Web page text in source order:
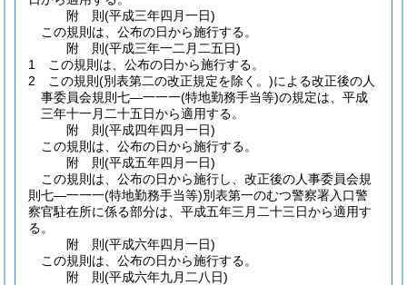
附 則(平成三年四月一日)
この規則は、公布の日から施行する。
附 則(平成三年一二月二五日)
1
この規則は、公布の日から施行する。
2
この規則 (別表第二の改正規定を除く。)による改正後の人
事委員会規則七―一一一(特地勤務手当等)の規定は、平成
三年十一月二十五日から適用する。
附 則(平成四年四月一日)
この規則は、公布の日から施行する。
附 則(平成五年四月一日)
この規則は、公布の日から施行し、改正後の人事委員会規
則七―一一一(特地勤務手当等)別表第一のむつ警察署入口警
察官駐在所に係る部分は、平成五年三月二十三日から適用す
る。
附 則(平成六年四月一日)
この規則は、公布の日から施行する。
附 則(平成六年九月二八日)